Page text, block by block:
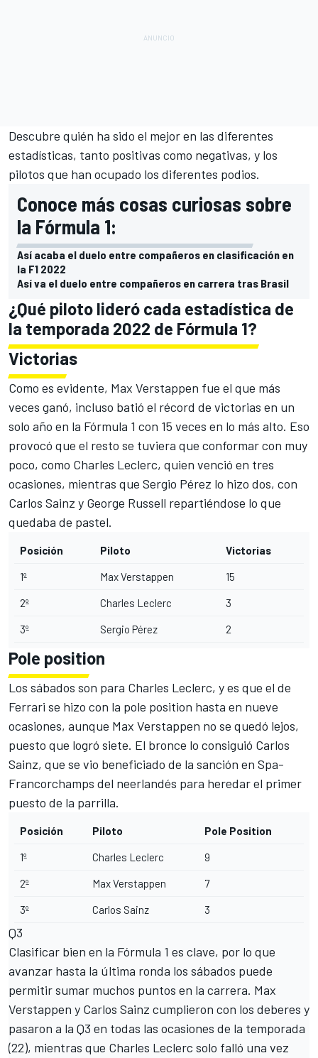
Descubre quién ha sido el mejor en las diferentes
estadísticas, tanto positivas como negativas, y los
pilotos que han ocupado los diferentes podios.
Conoce más cosas curiosas sobre
la Fórmula 1:
Así acaba el duelo entre compañeros en clasificación en
la F1 2022
Así va el duelo entre compañeros en carrera tras Brasil
¿Qué piloto lideró cada estadística de
la temporada 2022 de Fórmula 1?
Victorias
Como es evidente, Max Verstappen fue el que más
veces ganó, incluso batió el récord de victorias en un
solo año en la Fórmula 1 con 15 veces en lo más alto. Eso
provocó que el resto se tuviera que conformar con muy
poco, como Charles Leclerc, quien venció en tres
ocasiones, mientras que Sergio Pérez lo hizo dos, con
Carlos Sainz y George Russell repartiéndose lo que
quedaba de pastel.
Posición Piloto Victorias
1º Max Verstappen 15
2º Charles Leclerc 3
3º Sergio Pérez 2
Pole position
Los sábados son para Charles Leclerc, y es que el de
Ferrari se hizo con la pole position hasta en nueve
ocasiones, aunque Max Verstappen no se quedó lejos,
puesto que logró siete. El bronce lo consiguió Carlos
Sainz, que se vio beneficiado de la sanción en Spa-
Francorchamps del neerlandés para heredar el primer
puesto de la parrilla.
Posición Piloto Pole Position
1º Charles Leclerc 9
2º Max Verstappen 7
3º Carlos Sainz 3
Q3
Clasificar bien en la Fórmula 1 es clave, por lo que
avanzar hasta la última ronda los sábados puede
permitir sumar muchos puntos en la carrera. Max
Verstappen y Carlos Sainz cumplieron con los deberes y
pasaron a la Q3 en todas las ocasiones de la temporada
(22), mientras que Charles Leclerc solo falló una vez